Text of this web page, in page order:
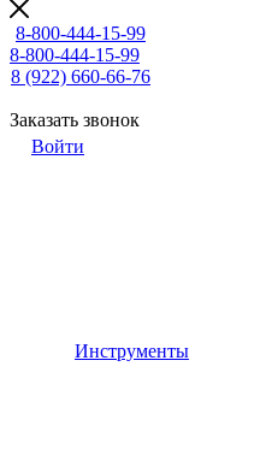
8-800-444-15-99
8-800-444-15-99
8 (922) 660-66-76
Заказать звонок
Войти
Инструменты